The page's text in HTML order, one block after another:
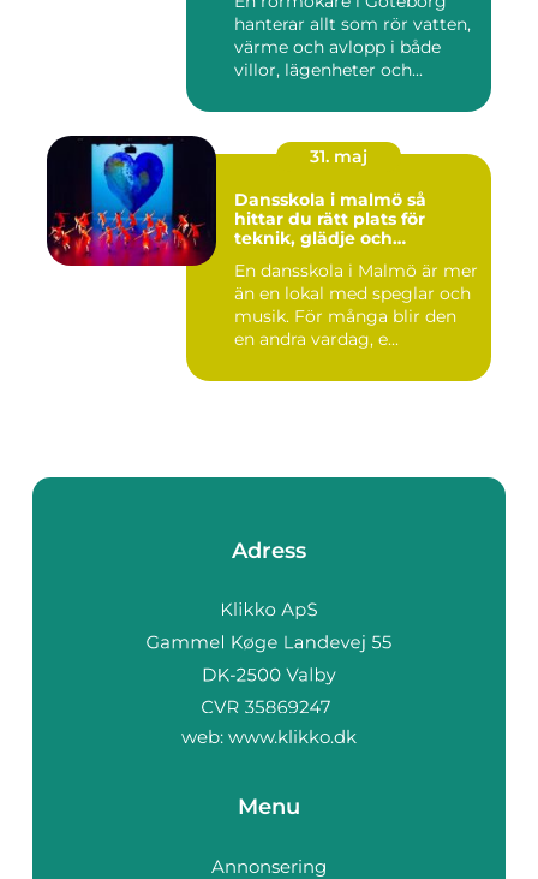
hanterar allt som rör vatten,
värme och avlopp i både
villor, lägenheter och...
31. maj
Dansskola i malmö så
hittar du rätt plats för
teknik, glädje och
En dansskola i Malmö är mer
än en lokal med speglar och
musik. För många blir den
en andra vardag, e...
Adress
web: www.klikko.dk
Menu
Annonsering